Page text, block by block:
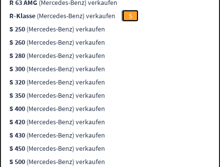
R 63 AMG (Mercedes-Benz) verkaufen
R-Klasse (Mercedes-Benz) verkaufen
S
S 250 (Mercedes-Benz) verkaufen
S 260 (Mercedes-Benz) verkaufen
S 280 (Mercedes-Benz) verkaufen
S 300 (Mercedes-Benz) verkaufen
S 320 (Mercedes-Benz) verkaufen
S 350 (Mercedes-Benz) verkaufen
S 400 (Mercedes-Benz) verkaufen
S 420 (Mercedes-Benz) verkaufen
S 430 (Mercedes-Benz) verkaufen
S 450 (Mercedes-Benz) verkaufen
S 500 (Mercedes-Benz) verkaufen